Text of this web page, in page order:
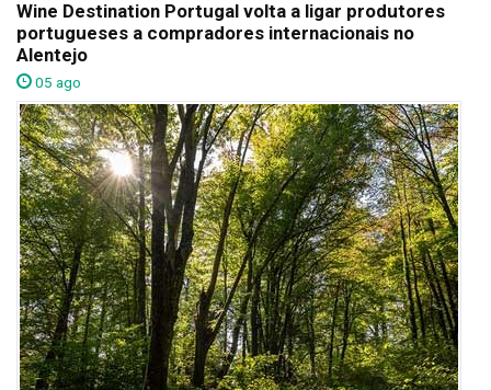
Wine Destination Portugal volta a ligar produtores
portugueses a compradores internacionais no
Alentejo
05 ago